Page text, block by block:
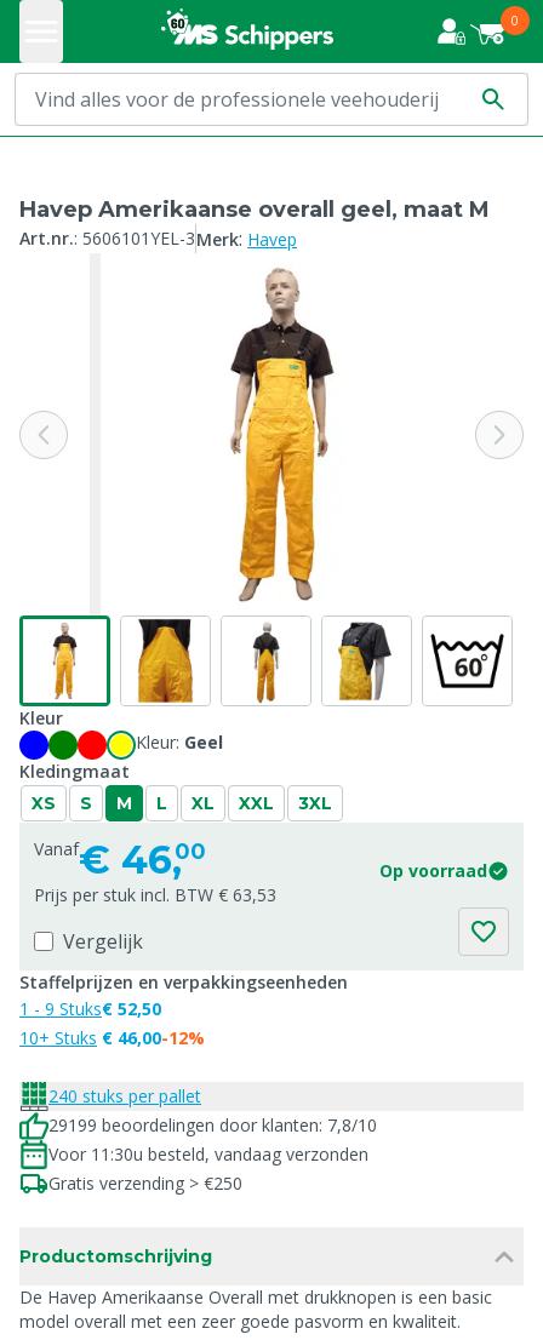
0
Havep Amerikaanse overall geel, maat M
Art.nr.: 5606101YEL-3Merk: Havep
Kleur
Kleur: Geel
Kledingmaat
XS S M L XL XXL 3XL
Vanaf€ 46,00
Op voorraad
Prijs per stuk incl. BTW € 63,53
Vergelijk
Staffelprijzen en verpakkingseenheden
1 - 9 Stuks
10+ Stuks
€ 52,50
€ 46,00-12%
240 stuks per pallet
29199 beoordelingen door klanten: 7,8/10
Voor 11:30u besteld, vandaag verzonden
Gratis verzending > €250
Productomschrijving
De Havep Amerikaanse Overall met drukknopen is een basic
model overall met een zeer goede pasvorm en kwaliteit.